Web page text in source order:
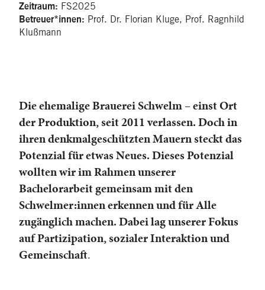
Zeitraum: FS2025
Betreuer*innen: Prof. Dr. Florian Kluge, Prof. Ragnhild
Klußmann
Die ehemalige Brauerei Schwelm – einst Ort
der Produktion, seit 2011 verlassen. Doch in
ihren denkmalgeschützten Mauern steckt das
Potenzial für etwas Neues. Dieses Potenzial
wollten wir im Rahmen unserer
Bachelorarbeit gemeinsam mit den
Schwelmer:innen erkennen und für Alle
zugänglich machen. Dabei lag unserer Fokus
auf Partizipation, sozialer Interaktion und
Gemeinschaft.